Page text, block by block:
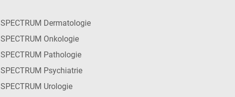
SPECTRUM Dermatologie
SPECTRUM Onkologie
SPECTRUM Pathologie
SPECTRUM Psychiatrie
SPECTRUM Urologie